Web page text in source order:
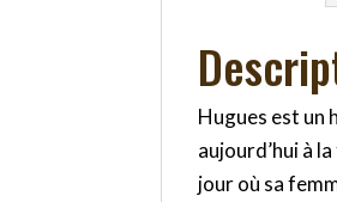
Hugues est un
aujourd’hui à
jour où sa